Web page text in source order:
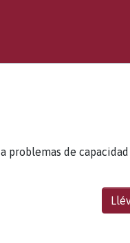
problemas de